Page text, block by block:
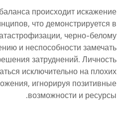
происходит искажение
что демонстрируется в
черно-белому
и неспособности замечать
затруднений. Личность
исключительно на плохих
игнорируя позитивные
возможности и ресурсы.